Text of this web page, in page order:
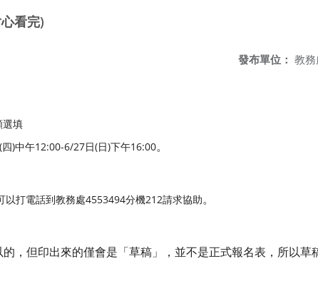
看完)
發布單位： 教務
選填
中午12:00-6/27日(日)下午16:00。
打電話到教務處4553494分機212請求協助。
，但印出來的僅會是「草稿」，並不是正式報名表，所以草